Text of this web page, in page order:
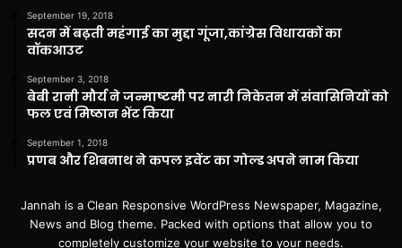
September 19, 2018
सदन में बढ़ती महंगाई का मुद्दा गूंजा,कांग्रेस विधायकों का
वॉकआउट
September 3, 2018
बेबी रानी मौर्य ने जन्माष्टमी पर नारी निकेतन में संवासिनियों को
फल एवं मिष्ठान भेंट किया
September 1, 2018
प्रणब और शिबनाथ ने कपल इवेंट का गोल्ड अपने नाम किया
Jannah is a Clean Responsive WordPress Newspaper, Magazine,
News and Blog theme. Packed with options that allow you to
completely customize your website to your needs.